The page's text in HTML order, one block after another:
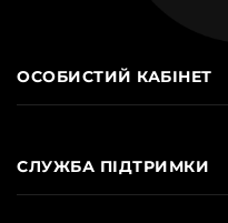
ОСОБИСТИЙ КАБІНЕТ
СЛУЖБА ПІДТРИМКИ